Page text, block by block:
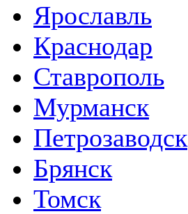
Ярославль
Краснодар
Ставрополь
Мурманск
Петрозаводск
Брянск
Томск